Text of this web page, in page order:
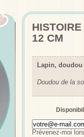
12 CM
Lapin,
Doudou de la
Prévenez-moi